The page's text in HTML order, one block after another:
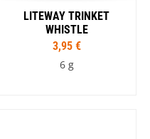
LITEWAY TRINKET
WHISTLE
3,95 €
6 g